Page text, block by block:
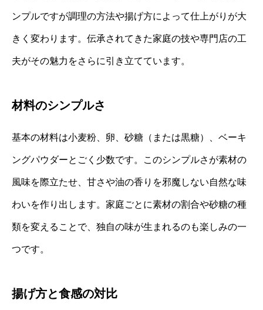
ンプルですが調理の方法や揚げ方によって仕上がりが大
きく変わります。伝承されてきた家庭の技や専門店の工
夫がその魅力をさらに引き立てています。
材料のシンプルさ
基本の材料は小麦粉、卵、砂糖（または黒糖）、ベーキ
ングパウダーとごく少数です。このシンプルさが素材の
風味を際立たせ、甘さや油の香りを邪魔しない自然な味
わいを作り出します。家庭ごとに素材の割合や砂糖の種
類を変えることで、独自の味が生まれるのも楽しみの一
つです。
揚げ方と食感の対比